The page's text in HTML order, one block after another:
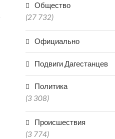
Общество
(27 732)
Официально
Подвиги Дагестанцев
Политика
(3 308)
Происшествия
(3 774)